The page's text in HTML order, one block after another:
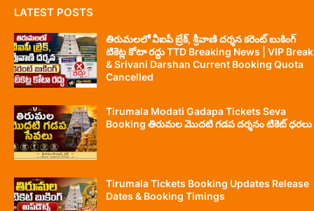
LATEST POSTS
తిరుమలలో వీఐపీ బ్రేక్, శ్రీవాణి దర్శన కరెంట్ బుకింగ్
టికెట్ల కోటా రద్దు TTD Breaking News | VIP Break
& Srivani Darshan Current Booking Quota
Cancelled
Tirumala Modati Gadapa Tickets Seva
Booking తిరుమల మొదటి గడప దర్శనం టికెట్ ధరలు
Tirumala Tickets Booking Updates Release
Dates & Booking Timings